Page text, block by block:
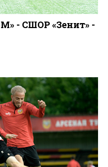
- СШОР «Зенит» -